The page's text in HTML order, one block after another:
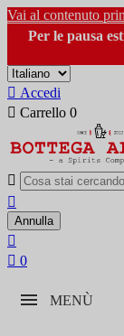
Vai al contenuto
Per le pausa
 Accedi
 Carrello 0


Annulla

 0
MENÙ